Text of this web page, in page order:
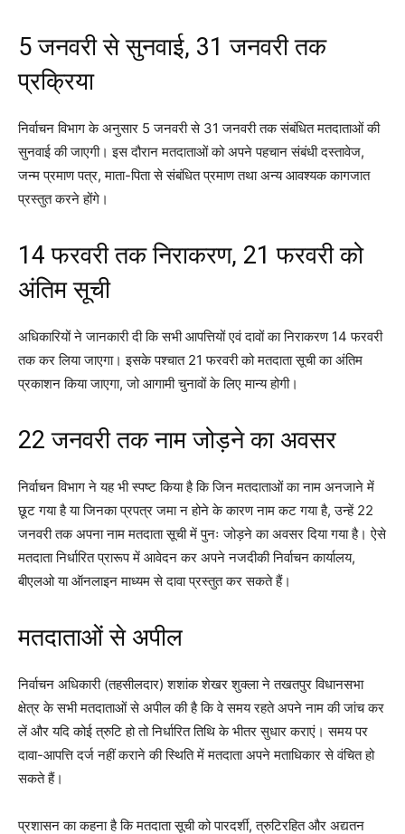
5 जनवरी से सुनवाई, 31 जनवरी तक
प्रक्रिया
निर्वाचन विभाग के अनुसार 5 जनवरी से 31 जनवरी तक संबंधित मतदाताओं की
सुनवाई की जाएगी। इस दौरान मतदाताओं को अपने पहचान संबंधी दस्तावेज,
जन्म प्रमाण पत्र, माता-पिता से संबंधित प्रमाण तथा अन्य आवश्यक कागजात
प्रस्तुत करने होंगे।
14 फरवरी तक निराकरण, 21 फरवरी को
अंतिम सूची
अधिकारियों ने जानकारी दी कि सभी आपत्तियों एवं दावों का निराकरण 14 फरवरी
तक कर लिया जाएगा। इसके पश्चात 21 फरवरी को मतदाता सूची का अंतिम
प्रकाशन किया जाएगा, जो आगामी चुनावों के लिए मान्य होगी।
22 जनवरी तक नाम जोड़ने का अवसर
निर्वाचन विभाग ने यह भी स्पष्ट किया है कि जिन मतदाताओं का नाम अनजाने में
छूट गया है या जिनका प्रपत्र जमा न होने के कारण नाम कट गया है, उन्हें 22
जनवरी तक अपना नाम मतदाता सूची में पुनः जोड़ने का अवसर दिया गया है। ऐसे
मतदाता निर्धारित प्रारूप में आवेदन कर अपने नजदीकी निर्वाचन कार्यालय,
बीएलओ या ऑनलाइन माध्यम से दावा प्रस्तुत कर सकते हैं।
मतदाताओं से अपील
निर्वाचन अधिकारी (तहसीलदार) शशांक शेखर शुक्ला ने तखतपुर विधानसभा
क्षेत्र के सभी मतदाताओं से अपील की है कि वे समय रहते अपने नाम की जांच कर
लें और यदि कोई त्रुटि हो तो निर्धारित तिथि के भीतर सुधार कराएं। समय पर
दावा-आपत्ति दर्ज नहीं कराने की स्थिति में मतदाता अपने मताधिकार से वंचित हो
सकते हैं।
प्रशासन का कहना है कि मतदाता सूची को पारदर्शी, त्रुटिरहित और अद्यतन